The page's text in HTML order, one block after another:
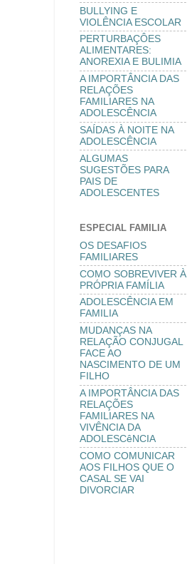
BULLYING E
VIOLÊNCIA ESCOLAR
PERTURBAÇÔES
ALIMENTARES:
ANOREXIA E BULIMIA
A IMPORTÂNCIA DAS
RELAÇÕES
FAMILIARES NA
ADOLESCÊNCIA
SAÍDAS À NOITE NA
ADOLESCÊNCIA
ALGUMAS
SUGESTÕES PARA
PAIS DE
ADOLESCENTES
ESPECIAL FAMILIA
OS DESAFIOS
FAMILIARES
COMO SOBREVIVER À
PRÓPRIA FAMÍLIA
ADOLESCÊNCIA EM
FAMILIA
MUDANÇAS NA
RELAÇÃO CONJUGAL
FACE AO
NASCIMENTO DE UM
FILHO
A IMPORTÂNCIA DAS
RELAÇÕES
FAMILIARES NA
VIVÊNCIA DA
ADOLESCêNCIA
COMO COMUNICAR
AOS FILHOS QUE O
CASAL SE VAI
DIVORCIAR